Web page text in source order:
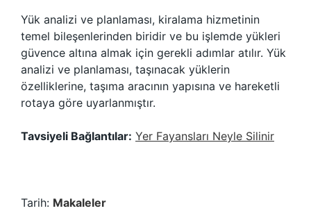
Yük analizi ve planlaması, kiralama hizmetinin
temel bileşenlerinden biridir ve bu işlemde yükleri
güvence altına almak için gerekli adımlar atılır. Yük
analizi ve planlaması, taşınacak yüklerin
özelliklerine, taşıma aracının yapısına ve hareketli
rotaya göre uyarlanmıştır.
Tavsiyeli Bağlantılar: Yer Fayansları Neyle Silinir
Tarih: Makaleler